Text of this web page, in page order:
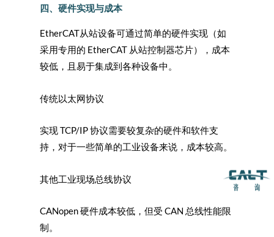
四、硬件实现与成本
EtherCAT从站设备可通过简单的硬件实现（如
采用专用的 EtherCAT 从站控制器芯片），成本
较低，且易于集成到各种设备中。
传统以太网协议
实现 TCP/IP 协议需要较复杂的硬件和软件支
持，对于一些简单的工业设备来说，成本较高。
其他工业现场总线协议
CANopen 硬件成本较低，但受 CAN 总线性能限
制。